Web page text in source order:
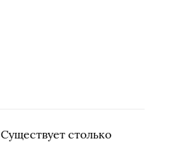
Существует столько